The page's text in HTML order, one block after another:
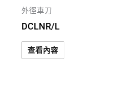
外徑車刀
DCLNR/L
查看內容